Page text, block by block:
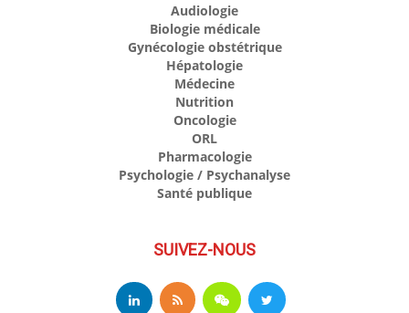
Audiologie
Biologie médicale
Gynécologie obstétrique
Hépatologie
Médecine
Nutrition
Oncologie
ORL
Pharmacologie
Psychologie / Psychanalyse
Santé publique
SUIVEZ-NOUS